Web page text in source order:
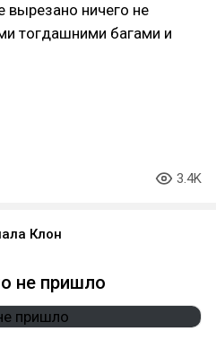
вырезано ничего не
тогдашними багами и
3.4K
Клон
не пришло